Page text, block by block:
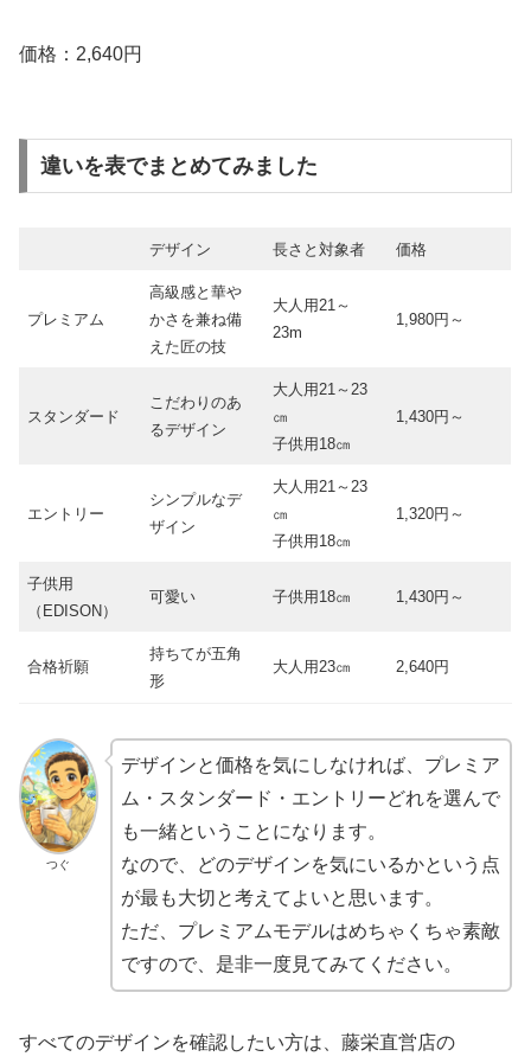
価格：2,640円
違いを表でまとめてみました
デザイン 長さと対象者 価格
プレミアム
高級感と華や
かさを兼ね備
えた匠の技
大人用21～
23m
1,980円～
スタンダード
こだわりのあ
るデザイン
大人用21～23
㎝
子供用18㎝
1,430円～
エントリー
シンプルなデ
ザイン
大人用21～23
㎝
子供用18㎝
1,320円～
子供用
（EDISON）
可愛い 子供用18㎝ 1,430円～
合格祈願
持ちてが五角
形
大人用23㎝ 2,640円
つぐ
デザインと価格を気にしなければ、プレミア
ム・スタンダード・エントリーどれを選んで
も一緒ということになります。
なので、どのデザインを気にいるかという点
が最も大切と考えてよいと思います。
ただ、プレミアムモデルはめちゃくちゃ素敵
ですので、是非一度見てみてください。
すべてのデザインを確認したい方は、藤栄直営店の